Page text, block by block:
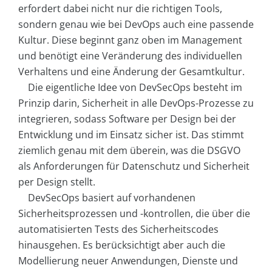
erfordert dabei nicht nur die richtigen Tools,
sondern genau wie bei DevOps auch eine passende
Kultur. Diese beginnt ganz oben im Management
und benötigt eine Veränderung des individuellen
Verhaltens und eine Änderung der Gesamtkultur.
Die eigentliche Idee von DevSecOps besteht im
Prinzip darin, Sicherheit in alle DevOps-Prozesse zu
integrieren, sodass Software per Design bei der
Entwicklung und im Einsatz sicher ist. Das stimmt
ziemlich genau mit dem überein, was die DSGVO
als Anforderungen für Datenschutz und Sicherheit
per Design stellt.
DevSecOps basiert auf vorhandenen
Sicherheitsprozessen und -kontrollen, die über die
automatisierten Tests des Sicherheitscodes
hinausgehen. Es berücksichtigt aber auch die
Modellierung neuer Anwendungen, Dienste und